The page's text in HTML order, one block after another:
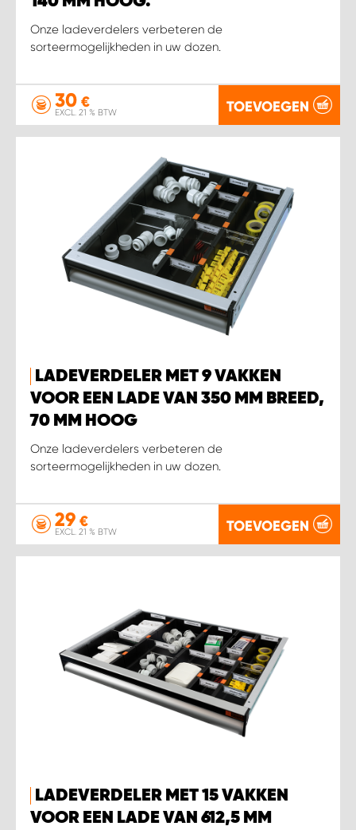
Onze ladeverdelers verbeteren de
sorteermogelijkheden in uw dozen.
30 €
EXCL. 21 % BTW TOEVOEGEN
LADEVERDELER MET 9 VAKKEN
VOOR EEN LADE VAN 350 MM BREED,
70 MM HOOG
Onze ladeverdelers verbeteren de
sorteermogelijkheden in uw dozen.
29 €
EXCL. 21 % BTW TOEVOEGEN
LADEVERDELER MET 15 VAKKEN
VOOR EEN LADE VAN 612,5 MM